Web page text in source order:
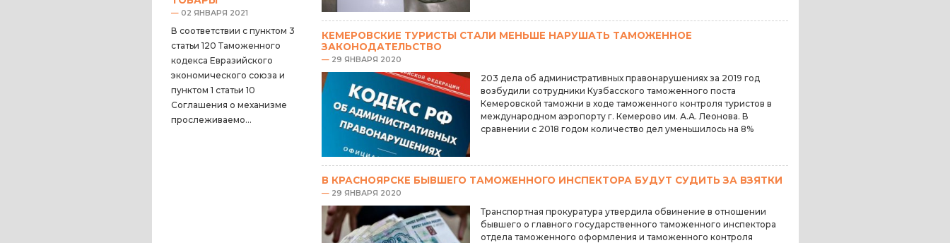
—02 ЯНВАРЯ 2021
В соответствии с пунктом 3
статьи 120 Таможенного
кодекса Евразийского
экономического союза и
пунктом 1 статьи 10
Соглашения о механизме
прослеживаемо...
КЕМЕРОВСКИЕ ТУРИСТЫ СТАЛИ МЕНЬШЕ НАРУШАТЬ ТАМОЖЕННОЕ
ЗАКОНОДАТЕЛЬСТВО
—29 ЯНВАРЯ 2020
203 дела об административных правонарушениях за 2019 год
возбудили сотрудники Кузбасского таможенного поста
Кемеровской таможни в ходе таможенного контроля туристов в
международном аэропорту г. Кемерово им. А.А. Леонова. В
сравнении с 2018 годом количество дел уменьшилось на 8%
В КРАСНОЯРСКЕ БЫВШЕГО ТАМОЖЕННОГО ИНСПЕКТОРА БУДУТ СУДИТЬ ЗА ВЗЯТКИ
—29 ЯНВАРЯ 2020
Транспортная прокуратура утвердила обвинение в отношении
бывшего о главного государственного таможенного инспектора
отдела таможенного оформления и таможенного контроля